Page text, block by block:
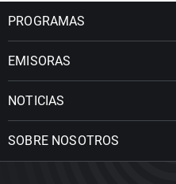
PROGRAMAS
EMISORAS
NOTICIAS
SOBRE NOSOTROS